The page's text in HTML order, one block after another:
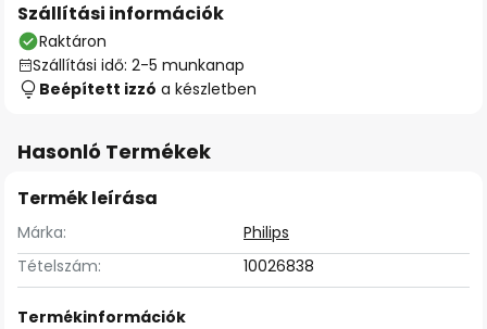
Szállítási információk
Raktáron
Szállítási idő: 2-5 munkanap
Beépített izzó a készletben
Hasonló Termékek
Termék leírása
Márka:
Philips
Tételszám:
10026838
Termékinformációk